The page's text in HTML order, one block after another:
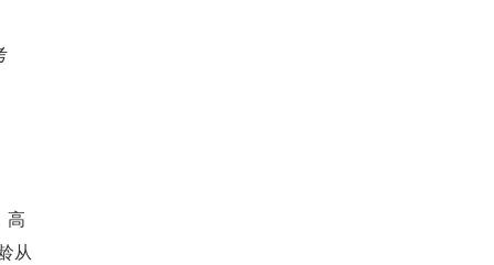
高
从